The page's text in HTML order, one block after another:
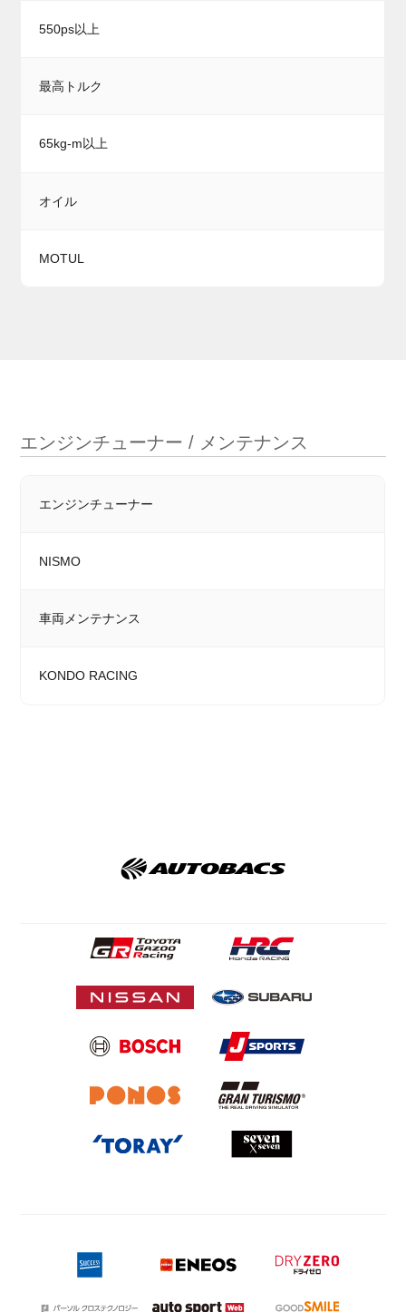
550ps以上
最高トルク
65kg-m以上
オイル
MOTUL
エンジンチューナー / メンテナンス
エンジンチューナー
NISMO
車両メンテナンス
KONDO RACING